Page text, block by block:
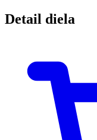
Detail diela